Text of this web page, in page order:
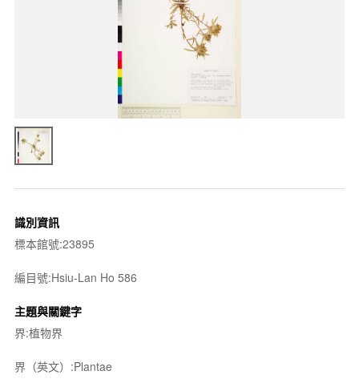
識別資訊
標本館號:23895
編目號:Hsiu-Lan Ho 586
主題與關鍵字
界:植物界
界（英文）:Plantae